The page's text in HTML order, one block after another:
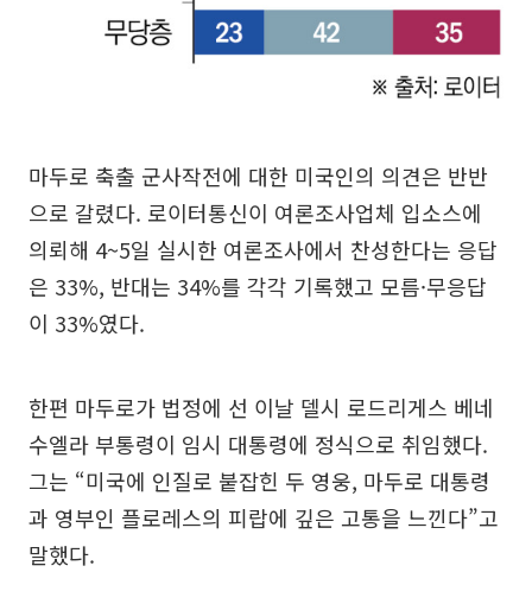
마두로 축출 군사작전에 대한 미국인의 의견은 반반
으로 갈렸다. 로이터통신이 여론조사업체 입소스에
의뢰해 4~5일 실시한 여론조사에서 찬성한다는 응답
은 33%, 반대는 34%를 각각 기록했고 모름·무응답
이 33%였다.
한편 마두로가 법정에 선 이날 델시 로드리게스 베네
수엘라 부통령이 임시 대통령에 정식으로 취임했다.
그는 “미국에 인질로 붙잡힌 두 영웅, 마두로 대통령
과 영부인 플로레스의 피랍에 깊은 고통을 느낀다”고
말했다.